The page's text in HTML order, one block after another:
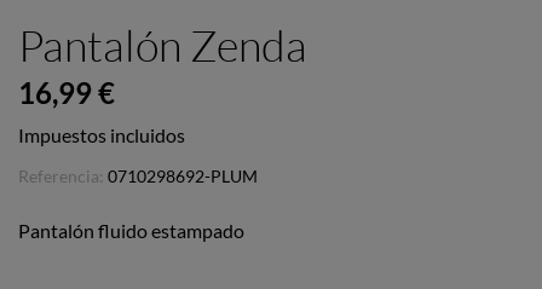
Pantalón Zenda
16,99 €
Impuestos incluidos
Referencia: 0710298692-PLUM
Pantalón fluido estampado